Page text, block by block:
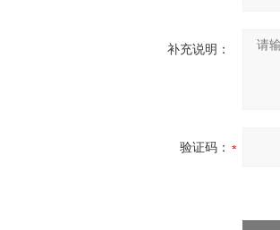
补充说明：
验证码：